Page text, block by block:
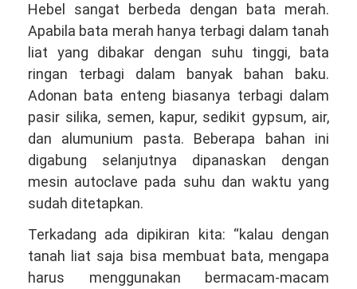
Hebel sangat berbeda dengan bata merah.
Apabila bata merah hanya terbagi dalam tanah
liat yang dibakar dengan suhu tinggi, bata
ringan terbagi dalam banyak bahan baku.
Adonan bata enteng biasanya terbagi dalam
pasir silika, semen, kapur, sedikit gypsum, air,
dan alumunium pasta. Beberapa bahan ini
digabung selanjutnya dipanaskan dengan
mesin autoclave pada suhu dan waktu yang
sudah ditetapkan.
Terkadang ada dipikiran kita: “kalau dengan
tanah liat saja bisa membuat bata, mengapa
harus menggunakan bermacam-macam